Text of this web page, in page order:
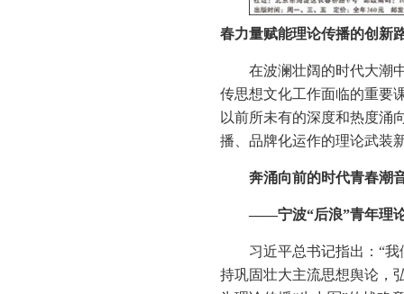
春力量赋能理论传播的创新
在波澜壮阔的时代大潮
传思想文化工作面临的重要
以前所未有的深度和热度涌
播、品牌化运作的理论武装
奔涌向前的时代青春潮
——宁波“后浪”青年理
习近平总书记指出：“
持巩固壮大主流思想舆论，